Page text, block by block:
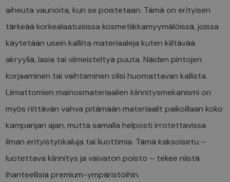
aiheuta vaurioita, kun se poistetaan. Tämä on erityisen
tärkeää korkealaatuisissa kosmetiikkamyymälöissä, joissa
käytetään usein kalliita materiaaleja kuten kiiltävää
akryyliä, lasia tai viimeisteltyä puuta. Näiden pintojen
korjaaminen tai vaihtaminen olisi huomattavan kallista.
Liimattomien mainosmateriaalien kiinnitysmekanismi on
myös riittävän vahva pitämään materiaalit paikoillaan koko
kampanjan ajan, mutta samalla helposti irrotettavissa
ilman erityistyökaluja tai liuottimia. Tämä kaksoisetu –
luotettava kiinnitys ja vaivaton poisto – tekee niistä
ihanteellisia premium-ympäristöihin.